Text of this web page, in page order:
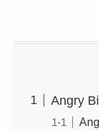
Angry